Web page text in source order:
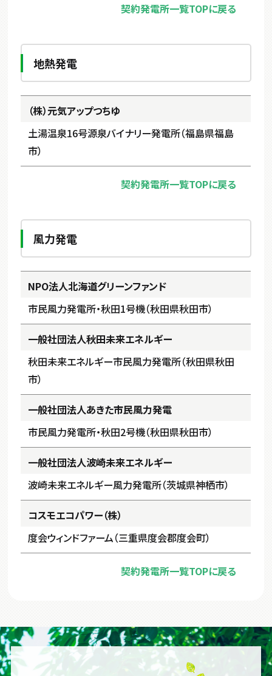
契約発電所一覧TOPに戻る
地熱発電
（株）元気アップつちゆ
土湯温泉16号源泉バイナリー発電所（福島県福島
市）
契約発電所一覧TOPに戻る
風力発電
NPO法人北海道グリーンファンド
市民風力発電所・秋田1号機（秋田県秋田市）
一般社団法人秋田未来エネルギー
秋田未来エネルギー市民風力発電所（秋田県秋田
市）
一般社団法人あきた市民風力発電
市民風力発電所・秋田2号機（秋田県秋田市）
一般社団法人波崎未来エネルギー
波崎未来エネルギー風力発電所（茨城県神栖市）
コスモエコパワー（株）
度会ウィンドファーム（三重県度会郡度会町）
契約発電所一覧TOPに戻る